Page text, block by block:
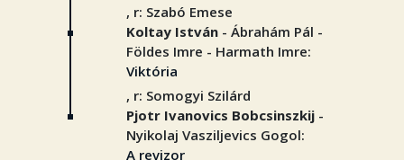
, r: Szabó Emese
Koltay István - Ábrahám Pál -
Földes Imre - Harmath Imre:
Viktória
, r: Somogyi Szilárd
Pjotr Ivanovics Bobcsinszkij -
Nyikolaj Vasziljevics Gogol:
A revizor